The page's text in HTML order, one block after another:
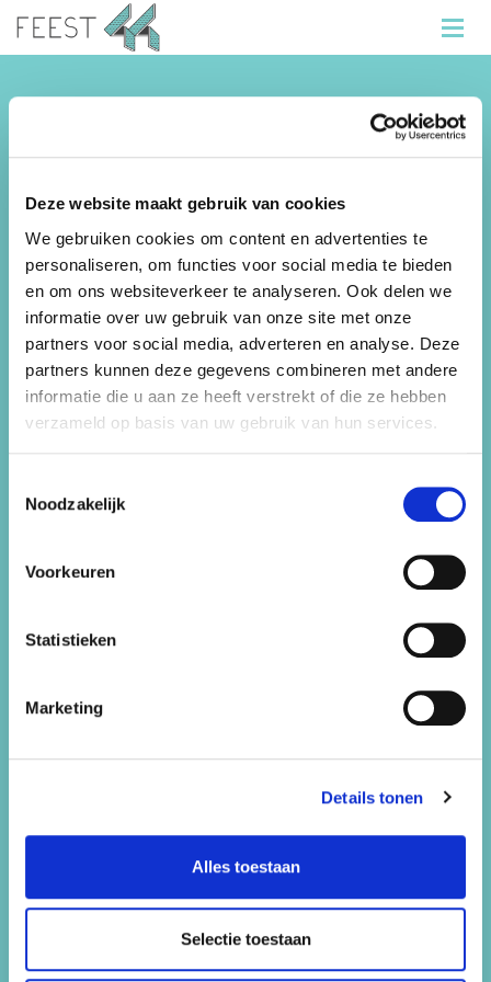
Deze website maakt gebruik van cookies
We gebruiken cookies om content en advertenties te
personaliseren, om functies voor social media te bieden
en om ons websiteverkeer te analyseren. Ook delen we
informatie over uw gebruik van onze site met onze
partners voor social media, adverteren en analyse. Deze
partners kunnen deze gegevens combineren met andere
informatie die u aan ze heeft verstrekt of die ze hebben
verzameld op basis van uw gebruik van hun services.
Noodzakelijk
Voorkeuren
Statistieken
Marketing
Details tonen
Alles toestaan
Selectie toestaan
vrijgezellenfeestjes en bedrijfuitjes! Wij beschikken
Heemstede, Hillegom en Lisse.
Feest44 is onderdeel van Sportfondsen
Haarlemmermeer B.V.
Sitemap
Kinderfeestjes
Vrijgezellenfeestjes
Snorkelen
Contact
Feest 44
2134 AB Hoofddorp